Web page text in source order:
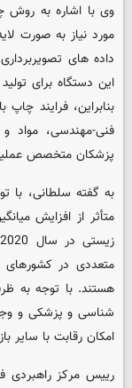
وی با اشاره به روش
مورد نیاز به صورت
این دستگاه برای
بنابراین، فرایند
فنی-مهندسی، مواد
پزشکان متخصص
به گفته سلطانی، با
متأثر از افزایش
متعددی در
هستند. با توجه به
شناسی و پزشکی و
امکان رقابت با سایر
رییس مرکز راهبردی